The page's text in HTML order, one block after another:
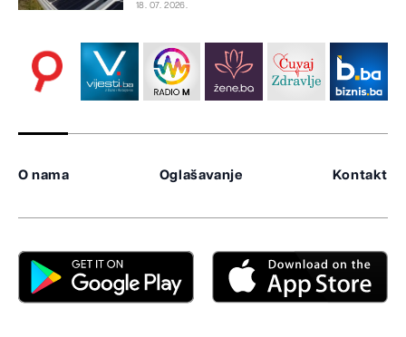
18. 07. 2026.
O nama Oglašavanje Kontakt